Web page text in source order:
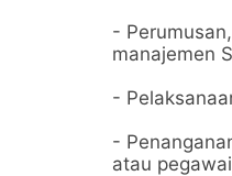
-
manajemen
-
-
atau